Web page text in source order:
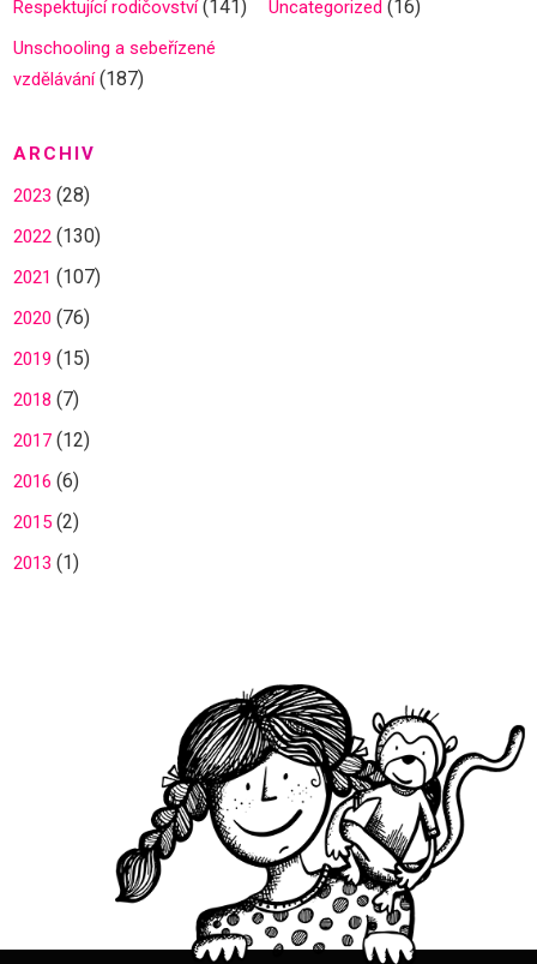
Respektující rodičovství(141) Uncategorized (16)
Unschooling a sebeřízené
vzdělávání(187)
ARCHIV
2023 (28)
2022 (130)
2021 (107)
2020 (76)
2019 (15)
2018 (7)
2017(12)
2016 (6)
2015(2)
2013 (1)